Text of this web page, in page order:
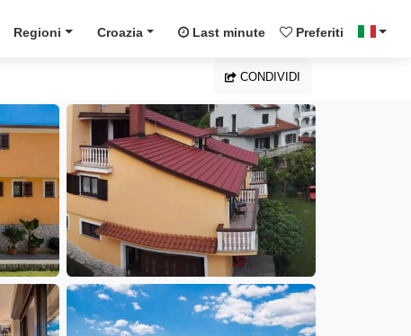
Regioni Croazia Last minute Preferiti
CONDIVIDI